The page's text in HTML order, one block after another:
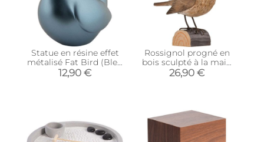
Statue en résine effet
métalisé Fat Bird (Bleu
métalisé)
12,90 €
Rossignol progné en
bois sculpté à la main
12.5 x 4.9 x 9.9 cm
26,90 €